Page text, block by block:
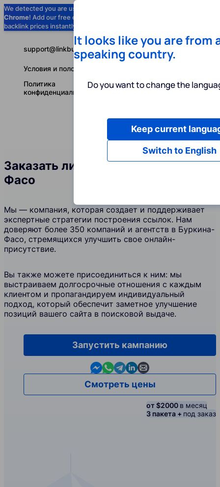
We detected you are using
Chrome! Add our free extension to check
backlink prices instantly as you browse.
Услуги
Русский
support@linkbuilder.com
Условия и положения
Политика
конфиденциальности
Заказать линкбилдинг в Буркина-
Фасо
Мы — компания, которая создает и поддерживает
экспертные стратегии построения ссылок. Нам
доверяют более 350 компаний и агентств в Буркина-
Фасо, стремящихся улучшить свое онлайн-
присутствие.
Вы также можете присоединиться к ним: мы
выстраиваем долгосрочные отношения с каждым
клиентом и пропагандируем индивидуальный
подход, который обеспечит заметное улучшение
позиций вашего сайта в поисковой выдаче.
Запустить кампанию
Contact us in Messenger
Contact us in WhatsApp
Contact us in Telegram
Contact us in Linkedin
Contact us by email
Смотреть цены
от $2000 в месяц
3 пакета + под заказ
It looks like you are from
speaking country.
Do you want to change the
Switch to English
Keep current